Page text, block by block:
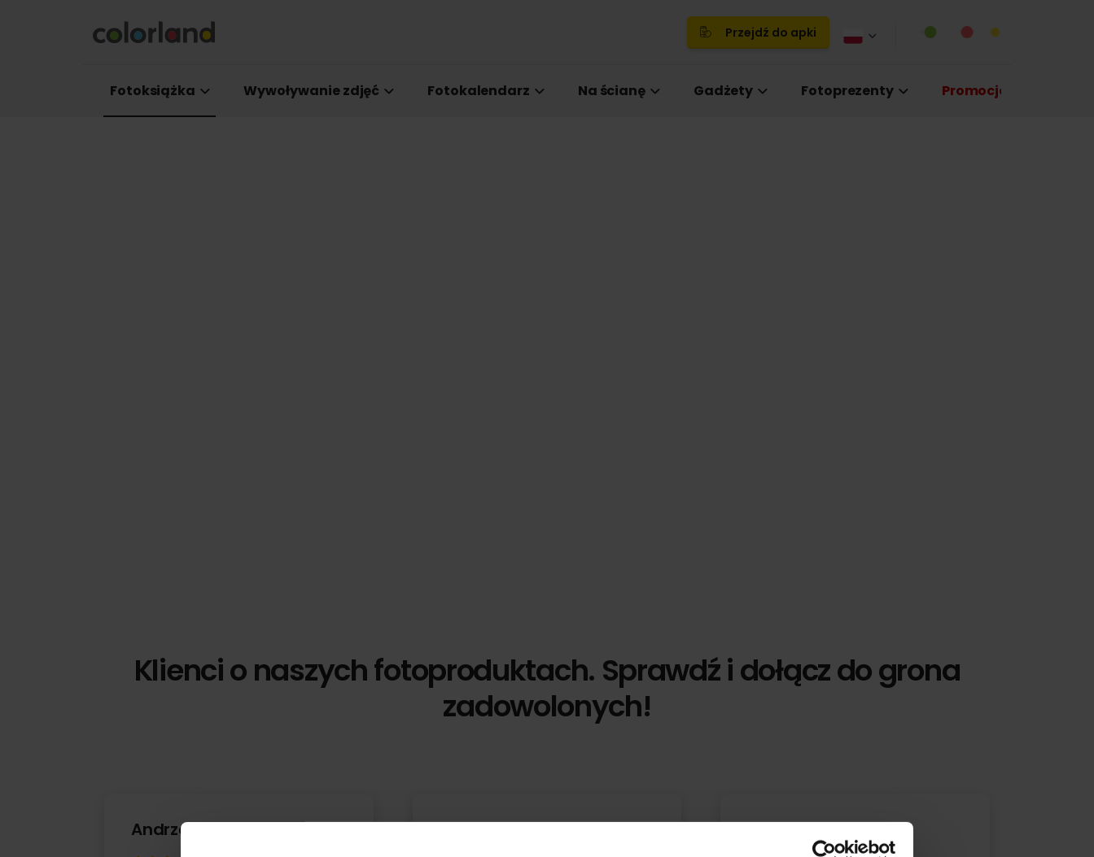
Przejdź do apki
Fotoksiążka Wywoływanie zdjęć Fotokalendarz Na ścianę Gadżety Fotoprezenty Promocje
Klienci o naszych fotoproduktach. Sprawdź i dołącz do grona
zadowolonych!
Andrzej Wielowski Joanna Tomek